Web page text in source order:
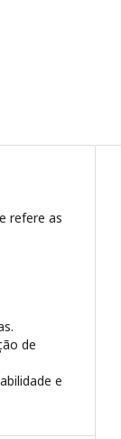
refere as
de
e